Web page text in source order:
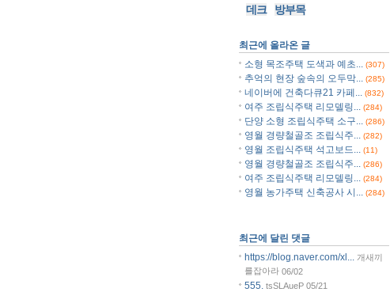
데크
방부목
최근에 올라온 글
소형 목조주택 도색과 예초...
(307)
추억의 현장 숲속의 오두막... (285)
네이버에 건축다큐21 카페... (832)
여주 조립식주택 리모델링... (284)
단양 소형 조립식주택 소구... (286)
영월 경량철골조 조립식주... (282)
영월 조립식주택 석고보드... (11)
영월 경량철골조 조립식주... (286)
여주 조립식주택 리모델링... (284)
영월 농가주택 신축공사 시... (284)
최근에 달린 댓글
https://blog.naver.com/xl...
개새끼
를잡아라 06/02
555. tsSLAueP 05/21